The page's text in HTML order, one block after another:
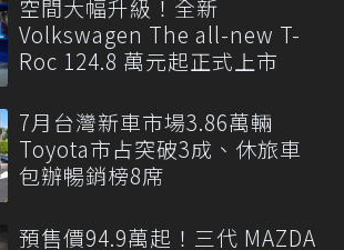
空間大幅升級！全新
Volkswagen The all-new T-
Roc 124.8 萬元起正式上市
7月台灣新車市場3.86萬輛
Toyota市占突破3成、休旅車
包辦暢銷榜8席
預售價94.9萬起！三代 MAZDA